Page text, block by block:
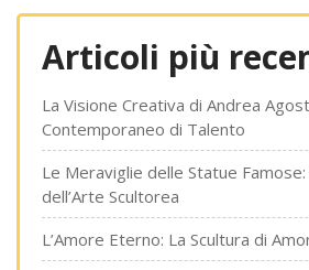
Articoli più
La Visione Creativa di Andrea
Contemporaneo di Talento
Le Meraviglie delle Statue
dell’Arte Scultorea
L’Amore Eterno: La Scultura di